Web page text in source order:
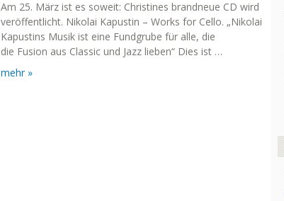
Am 25. März ist es soweit: Christines brandneue CD wird
veröffentlicht. Nikolai Kapustin – Works for Cello. „Nikolai
Kapustins Musik ist eine Fundgrube für alle, die
die Fusion aus Classic und Jazz lieben“ Dies ist …
mehr »